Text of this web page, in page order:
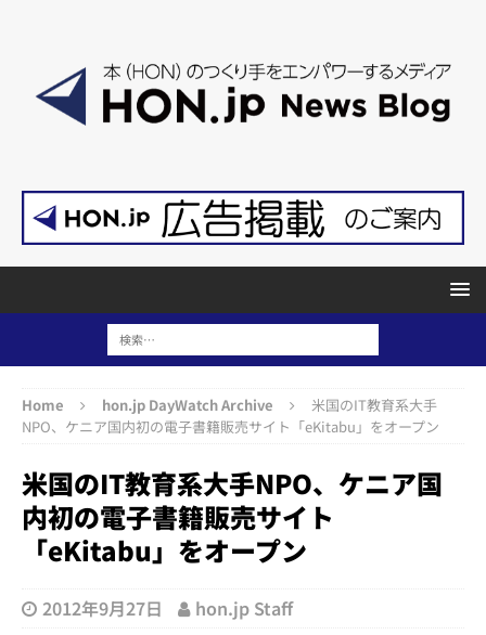
Home hon.jp DayWatch Archive
米国のIT教育系大手
NPO、ケニア国内初の電子書籍販売サイト「eKitabu」をオープン
米国のIT教育系大手NPO、ケニア国
内初の電子書籍販売サイト
「eKitabu」をオープン
2012年9月27日 hon.jp Staff